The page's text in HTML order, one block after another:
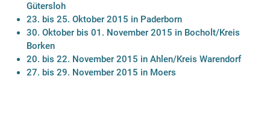
Gütersloh
23. bis 25. Oktober 2015 in Paderborn
30. Oktober bis 01. November 2015 in Bocholt/Kreis
Borken
20. bis 22. November 2015 in Ahlen/Kreis Warendorf
27. bis 29. November 2015 in Moers